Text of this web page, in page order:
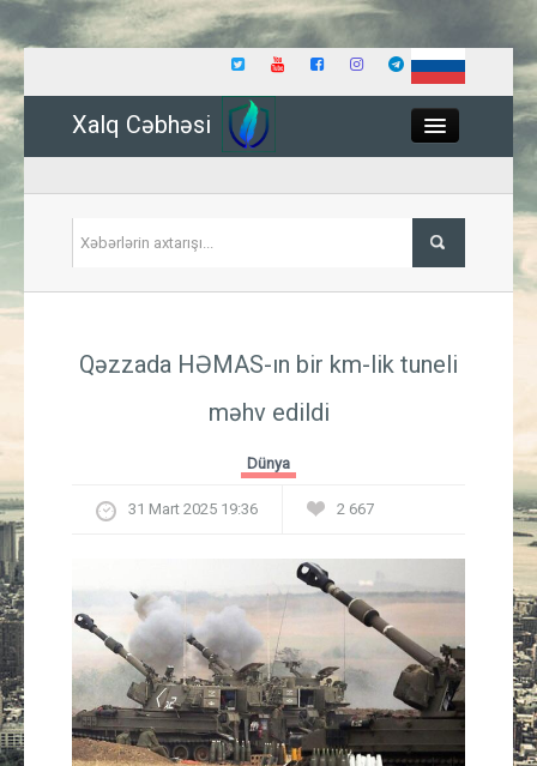
Xalq Cəbhəsi
İqtisadiyyat
Güney Azərbaycan
Mədəniyyət
Müsahibə
İdman
Qəzzada HƏMAS-ın bir km-lik tuneli
məhv edildi
Dünya
31 Mart 2025 19:36 2 667